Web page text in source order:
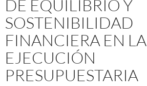
DE EQUILIBRIO Y
SOSTENIBILIDAD
FINANCIERA EN LA
EJECUCIÓN
PRESUPUESTARIA